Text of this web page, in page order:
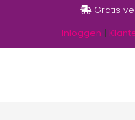
Gratis
Inloggen |